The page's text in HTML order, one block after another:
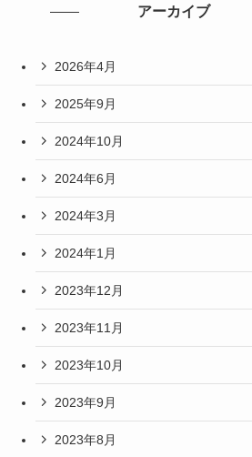
アーカイブ
2026年4月
2025年9月
2024年10月
2024年6月
2024年3月
2024年1月
2023年12月
2023年11月
2023年10月
2023年9月
2023年8月